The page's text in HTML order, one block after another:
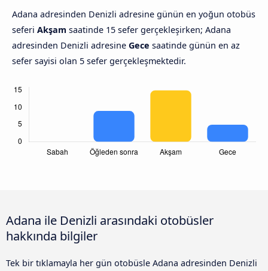
Adana adresinden Denizli adresine günün en yoğun otobüs
seferi Akşam saatinde 15 sefer gerçekleşirken; Adana
adresinden Denizli adresine Gece saatinde günün en az
sefer sayisi olan 5 sefer gerçekleşmektedir.
Adana ile Denizli arasındaki otobüsler
hakkında bilgiler
Tek bir tıklamayla her gün otobüsle Adana adresinden Denizli